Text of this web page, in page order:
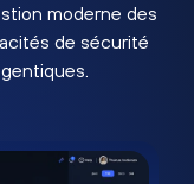
moderne des
de sécurité